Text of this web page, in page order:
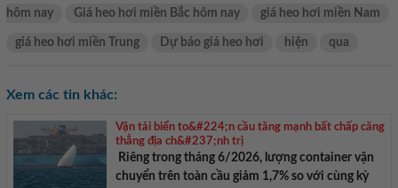
hôm nay Giá heo hơi miền Bắc hôm nay giá heo hơi miền Nam
giá heo hơi miền Trung Dự báo giá heo hơi hiện qua
Xem các tin khác:
Vận tải biển to&#224;n cầu tăng mạnh bất chấp căng
thẳng địa ch&#237;nh trị
Riêng trong tháng 6/2026, lượng container vận
chuyển trên toàn cầu giảm 1,7% so với cùng kỳ